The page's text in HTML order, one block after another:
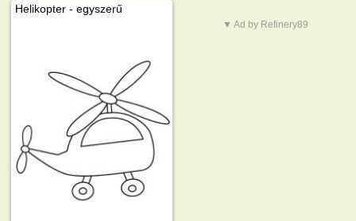
Helikopter - egyszerű
▼ Ad by Refinery89